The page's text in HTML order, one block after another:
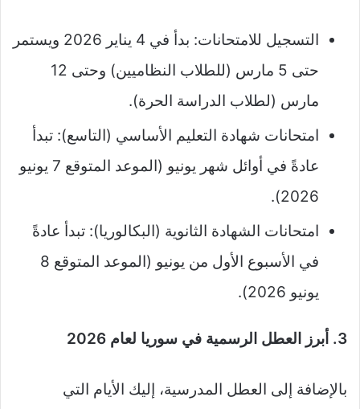
التسجيل للامتحانات: بدأ في 4 يناير 2026 ويستمر
حتى 5 مارس (للطلاب النظاميين) وحتى 12
مارس (لطلاب الدراسة الحرة).
امتحانات شهادة التعليم الأساسي (التاسع): تبدأ
عادةً في أوائل شهر يونيو (الموعد المتوقع 7 يونيو
2026).
امتحانات الشهادة الثانوية (البكالوريا): تبدأ عادةً
في الأسبوع الأول من يونيو (الموعد المتوقع 8
يونيو 2026).
3. أبرز العطل الرسمية في سوريا لعام 2026
بالإضافة إلى العطل المدرسية، إليك الأيام التي